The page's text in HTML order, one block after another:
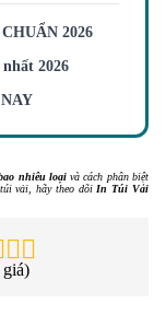
CHUẨN 2026
2026
nhiêu loạivà cách phân biệt
vải, hãy theo dõi In Túi Vải
giá)